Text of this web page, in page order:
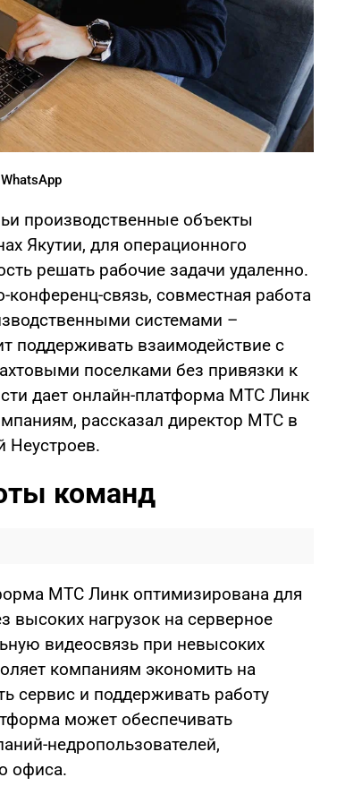
WhatsApp
производственные объекты
Якутии, для операционного
решать рабочие задачи удаленно.
связь, совместная работа
системами –
поддерживать взаимодействие с
поселками без привязки к
дает онлайн-платформа МТС Линк
рассказал директор МТС в
Неустроев.
команд
МТС Линк оптимизирована для
высоких нагрузок на серверное
видеосвязь при невысоких
компаниям экономить на
сервис и поддерживать работу
может обеспечивать
недропользователей,
офиса.